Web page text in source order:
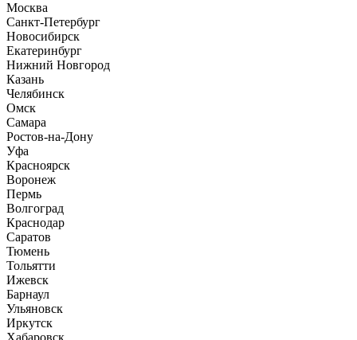
Москва
Санкт-Петербург
Новосибирск
Екатеринбург
Нижний Новгород
Казань
Челябинск
Омск
Самара
Ростов-на-Дону
Уфа
Красноярск
Воронеж
Пермь
Волгоград
Краснодар
Саратов
Тюмень
Тольятти
Ижевск
Барнаул
Ульяновск
Иркутск